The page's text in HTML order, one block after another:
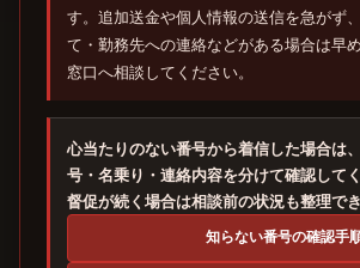
す。追加送金や個人情報の送信を急がず
て・勤務先への連絡などがある場合は早
窓口へ相談してください。
心当たりのない番号から着信した場合は
号・名乗り・連絡内容を分けて確認して
督促が続く場合は相談前の状況も整理でき
知らない番号の確認手